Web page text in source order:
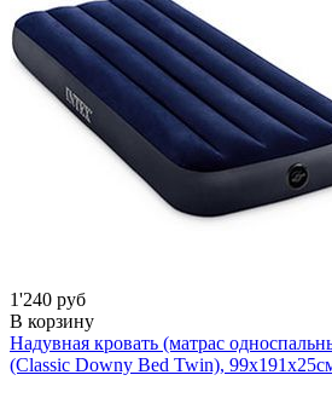
1'240 руб
В корзину
Надувная кровать (матрас
(Classic Downy Bed Twin),